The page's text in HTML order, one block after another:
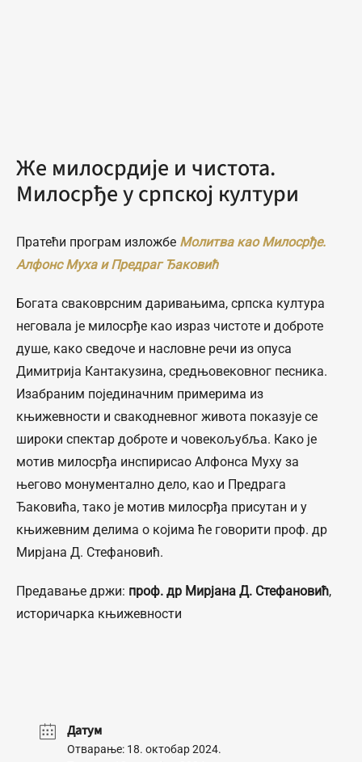
Же милосрдије и чистота.
Милосрђе у српској култури
Пратећи програм изложбе Молитва као Милосрђе.
Алфонс Муха и Предраг Ђаковић
Богата сваковрсним даривањима, српска култура
неговала је милосрђе као израз чистоте и доброте
душе, како сведоче и насловне речи из опуса
Димитрија Кантакузина, средњовековног песника.
Изабраним појединачним примерима из
књижевности и свакодневног живота показује се
широки спектар доброте и човекољубља. Како је
мотив милосрђа инспирисао Алфонса Муху за
његово монументално дело, као и Предрага
Ђаковића, тако је мотив милосрђа присутан и у
књижевним делима о којима ће говорити проф. др
Мирјана Д. Стефановић.
Предавање држи: проф. др Мирјана Д. Стефановић,
историчарка књижевности
Датум
Отварање: 18. октобар 2024.